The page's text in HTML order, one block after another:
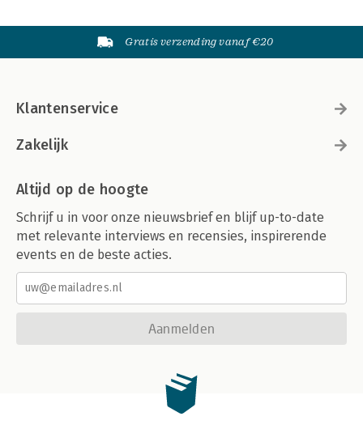
Gratis verzending vanaf €20
Klantenservice
Zakelijk
Altijd op de hoogte
Schrijf u in voor onze nieuwsbrief en blijf up-to-date
met relevante interviews en recensies, inspirerende
events en de beste acties.
Aanmelden